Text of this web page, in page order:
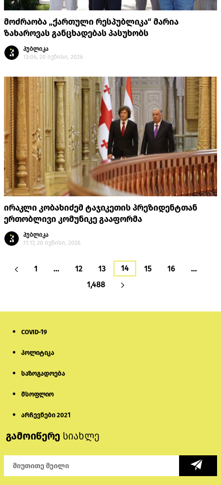
მოძრაობა „ქართული რესპუბლიკა“ მარია
ზახაროვას განცხადებას პასუხობს
პუბლიკა
13:06, 20 ივნისი, 2026
ირაკლი კობახიძემ ტაჯიკეთის პრეზიდენტთან
ერთობლივი კომუნიკე გააფორმა
პუბლიკა
11:17, 20 ივნისი, 2026
1 … 12 13 14 15 16
…
1,488
COVID-19
პოლიტიკა
საზოგადოება
მსოფლიო
არჩევნები 2021
გამოიწერე სიახლე